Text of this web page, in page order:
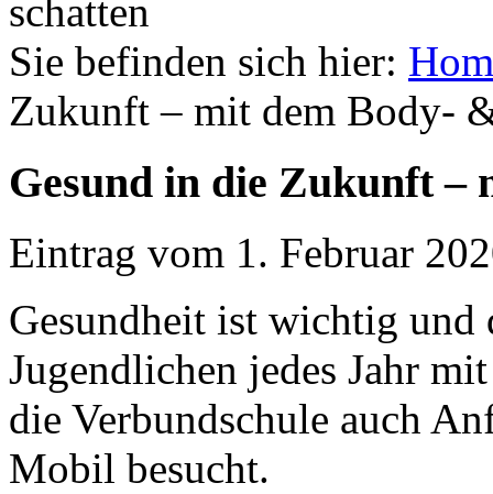
Sie befinden sich hier:
Zukunft – mit dem Body-
Gesund in die Zukunft
Eintrag vom 1. Februar
Gesundheit ist wichtig und
Jugendlichen jedes Jahr
die Verbundschule auch
Mobil besucht.